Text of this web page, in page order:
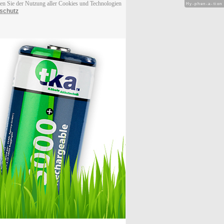
Sie der Nutzung aller Cookies und Technologien
Hy-phen-a-tion